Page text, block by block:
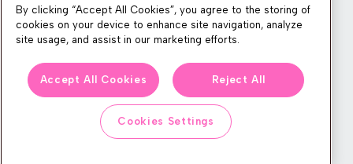
Anmelden
LEGAL CENTER DEMO BUCHEN
By clicking “Accept All Cookies”, you agree to the storing of
cookies on your device to enhance site navigation, analyze
site usage, and assist in our marketing efforts.
Accept All Cookies Reject All
Cookies Settings